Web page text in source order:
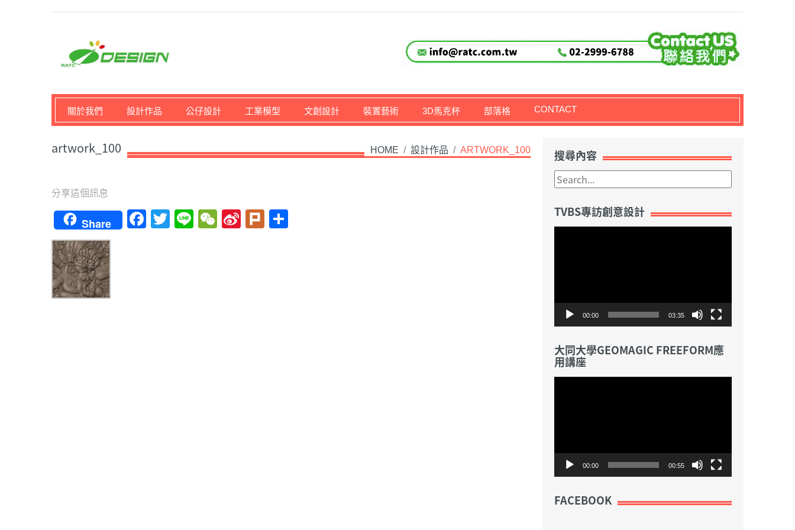
馬路科技創意設計-3D公仔,文創,獎盃設計專家
關於我們 設計作品 公仔設計 工業模型 文創設計 裝置藝術 3D馬克杯 部落格 CONTACT
HOME / 設計作品 / ARTWORK_100
artwork_100
分享這個訊息
Share Facebook
Twitter
LineWeChat
Sina
Weibo
Plurk
搜尋內容
TVBS專訪創意設計
00:00 03:35
大同大學GEOMAGIC FREEFORM應
用講座
00:00 00:55
FACEBOOK